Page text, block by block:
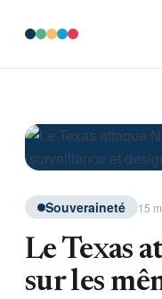
Souveraineté 15
Le Texas
sur les